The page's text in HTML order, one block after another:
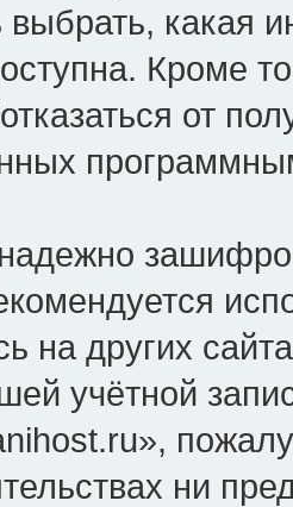
выбрать, какая
Кроме
от
на других
учётной
ни